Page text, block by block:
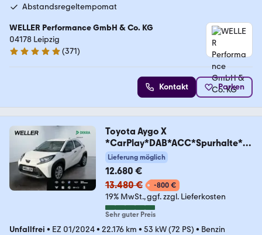
Abstandsregeltempomat
WELLER Performance GmbH & Co. KG
04178 Leipzig
4.8 Sterne
(371)
Kontakt Parken
Toyota Aygo X
*CarPlay*DAB*ACC*Spurhalte*N
otbremsassist
Lieferung möglich
12.680 €
13.480 €
-800 €
19% MwSt. ggf. zzgl. Lieferkosten
Sehr guter Preis
Unfallfrei • EZ 01/2024• 22.176 km • 53 kW (72 PS) • Benzin